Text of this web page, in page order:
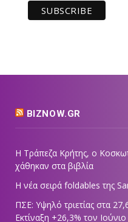
BIZNOW.GR
Η Τράπεζα Κρήτης, ο
χάθηκαν στα βιβλία
Η νέα σειρά foldables της
ΠΣΕ: Υψηλό τριετίας στα
Εκτίναξη +26,3% τον Ιούνιο